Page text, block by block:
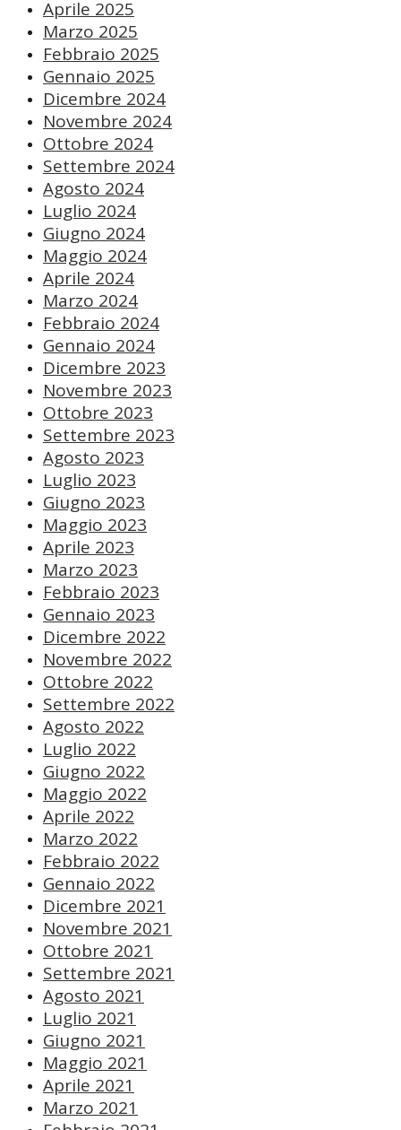
Aprile 2025
Marzo 2025
Febbraio 2025
Gennaio 2025
Dicembre 2024
Novembre 2024
Ottobre 2024
Settembre 2024
Agosto 2024
Luglio 2024
Giugno 2024
Maggio 2024
Aprile 2024
Marzo 2024
Febbraio 2024
Gennaio 2024
Dicembre 2023
Novembre 2023
Ottobre 2023
Settembre 2023
Agosto 2023
Luglio 2023
Giugno 2023
Maggio 2023
Aprile 2023
Marzo 2023
Febbraio 2023
Gennaio 2023
Dicembre 2022
Novembre 2022
Ottobre 2022
Settembre 2022
Agosto 2022
Luglio 2022
Giugno 2022
Maggio 2022
Aprile 2022
Marzo 2022
Febbraio 2022
Gennaio 2022
Dicembre 2021
Novembre 2021
Ottobre 2021
Settembre 2021
Agosto 2021
Luglio 2021
Giugno 2021
Maggio 2021
Aprile 2021
Marzo 2021